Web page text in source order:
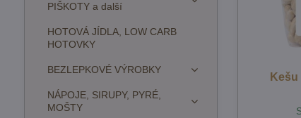
PIŠKOTY a další
HOTOVÁ JÍDLA, LOW CARB
HOTOVKY
BEZLEPKOVÉ VÝROBKY
NÁPOJE, SIRUPY, PYRÉ,
MOŠTY